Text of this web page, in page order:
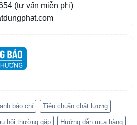
(tư vấn miễn phí)
báo chí Tiêu chuẩn chất lượng
hỏi thường gặp Hướng dẫn mua hàng